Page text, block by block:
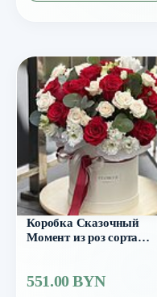
Коробка Сказочный
Момент из роз сорта
551.00 BYN